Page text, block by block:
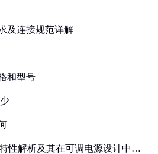
及连接规范详解
和型号
性解析及其在可调电源设计中的